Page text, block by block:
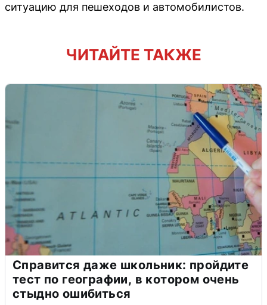
ситуацию для пешеходов и автомобилистов.
ЧИТАЙТЕ ТАКЖЕ
Справится даже школьник: пройдите
тест по географии, в котором очень
стыдно ошибиться